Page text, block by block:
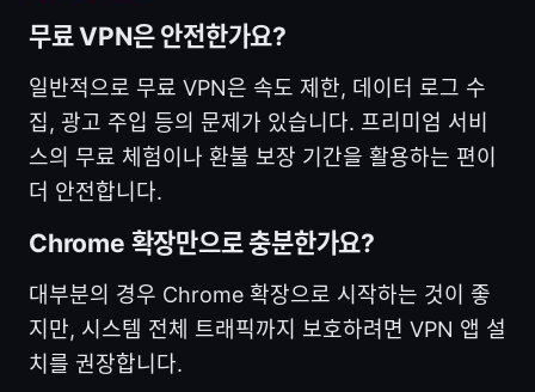
무료 VPN은 안전한가요?
일반적으로 무료 VPN은 속도 제한, 데이터 로그 수
집, 광고 주입 등의 문제가 있습니다. 프리미엄 서비
스의 무료 체험이나 환불 보장 기간을 활용하는 편이
더 안전합니다.
Chrome 확장만으로 충분한가요?
대부분의 경우 Chrome 확장으로 시작하는 것이 좋
지만, 시스템 전체 트래픽까지 보호하려면 VPN 앱 설
치를 권장합니다.